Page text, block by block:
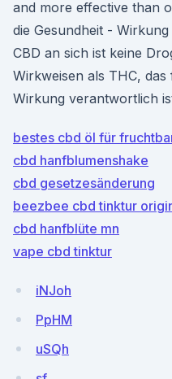
and more effective than
die Gesundheit -
CBD an sich ist keine
Wirkweisen als THC,
Wirkung verantwortlich
bestes cbd öl für
cbd hanfblumenshake
cbd gesetzesänderung
beezbee cbd tinktur
cbd hanfblüte mn
vape cbd tinktur
iNJoh
PpHM
uSQh